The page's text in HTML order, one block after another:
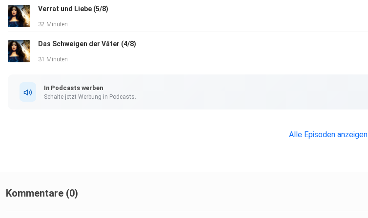
Verrat und Liebe (5/8)
32 Minuten
Das Schweigen der Väter (4/8)
31 Minuten
In Podcasts werben
Schalte jetzt Werbung in Podcasts.
Alle Episoden anzeigen
Kommentare (0)